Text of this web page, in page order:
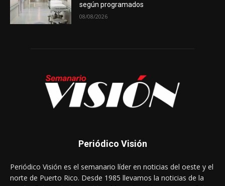
según programados
08/08/2026
Periódico Visión
Periódico Visión es el semanario líder en noticias del oeste y el
norte de Puerto Rico. Desde 1985 llevamos la noticias de la